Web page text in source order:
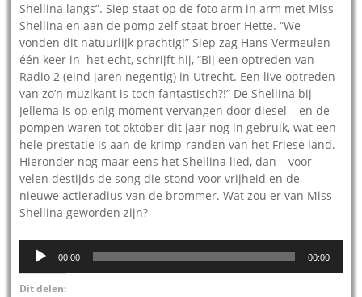
Shellina langs”. Siep staat op de foto arm in arm met Miss
Shellina en aan de pomp zelf staat broer Hette. “We
vonden dit natuurlijk prachtig!” Siep zag Hans Vermeulen
één keer in het echt, schrijft hij, “Bij een optreden van
Radio 2 (eind jaren negentig) in Utrecht. Een live optreden
van zo’n muzikant is toch fantastisch?!” De Shellina bij
Jellema is op enig moment vervangen door diesel – en de
pompen waren tot oktober dit jaar nog in gebruik, wat een
hele prestatie is aan de krimp-randen van het Friese land.
Hieronder nog maar eens het Shellina lied, dan – voor
velen destijds de song die stond voor vrijheid en de
nieuwe actieradius van de brommer. Wat zou er van Miss
Shellina geworden zijn?
Audiospeler
00:00 00:00
Dit delen: